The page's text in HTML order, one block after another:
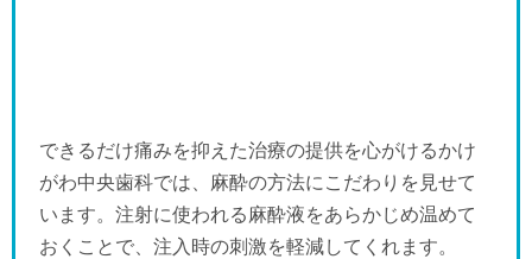
できるだけ痛みを抑えた治療の提供を心がけるかけ
がわ中央歯科では、麻酔の方法にこだわりを見せて
います。注射に使われる麻酔液をあらかじめ温めて
おくことで、注入時の刺激を軽減してくれます。